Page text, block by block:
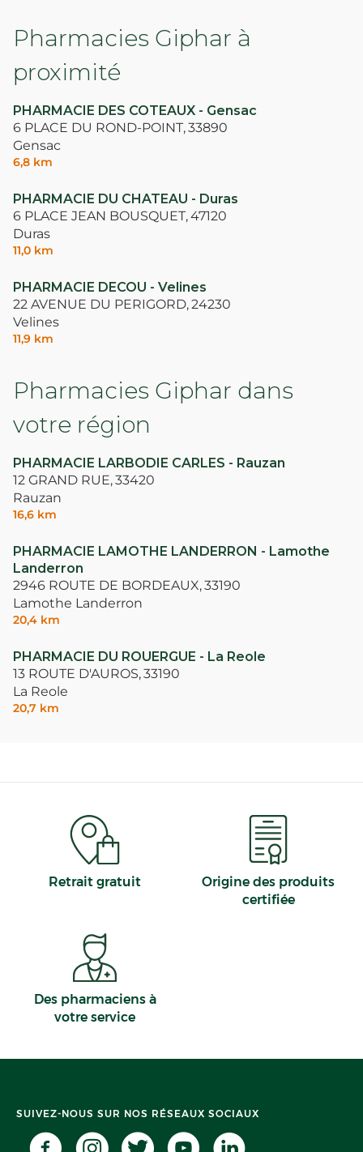
Pharmacies Giphar à
proximité
PHARMACIE DES COTEAUX - Gensac
6 PLACE DU ROND-POINT,33890
Gensac
6,8 km
PHARMACIE DU CHATEAU - Duras
6 PLACE JEAN BOUSQUET,47120
Duras
11,0 km
PHARMACIE DECOU - Velines
22 AVENUE DU PERIGORD,24230
Velines
11,9 km
Pharmacies Giphar dans
votre région
PHARMACIE LARBODIE CARLES - Rauzan
12 GRAND RUE,33420
Rauzan
16,6 km
PHARMACIE LAMOTHE LANDERRON - Lamothe
Landerron
2946 ROUTE DE BORDEAUX,33190
Lamothe Landerron
20,4 km
PHARMACIE DU ROUERGUE - La Reole
13 ROUTE D'AUROS,33190
La Reole
20,7 km
Retrait gratuit
Origine des produits
certifiée
Des pharmaciens à
votre service
SUIVEZ-NOUS SUR NOS RÉSEAUX SOCIAUX